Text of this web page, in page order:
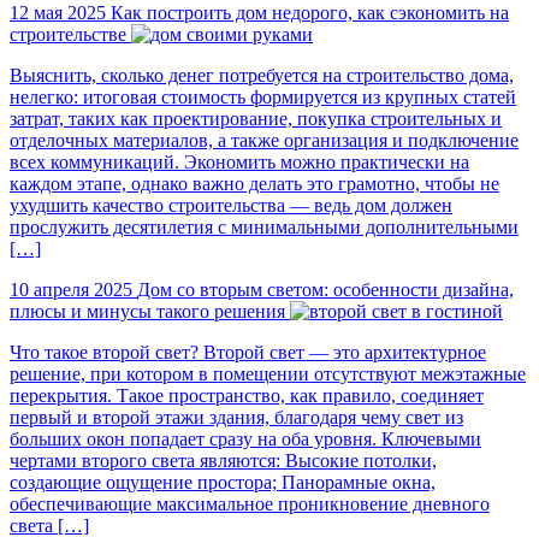
12 мая 2025 Как построить дом недорого, как сэкономить на
строительстве
Выяснить, сколько денег потребуется на строительство дома,
нелегко: итоговая стоимость формируется из крупных статей
затрат, таких как проектирование, покупка строительных и
отделочных материалов, а также организация и подключение
всех коммуникаций. Экономить можно практически на
каждом этапе, однако важно делать это грамотно, чтобы не
ухудшить качество строительства — ведь дом должен
прослужить десятилетия с минимальными дополнительными
[…]
10 апреля 2025 Дом со вторым светом: особенности дизайна,
плюсы и минусы такого решения
Что такое второй свет? Второй свет — это архитектурное
решение, при котором в помещении отсутствуют межэтажные
перекрытия. Такое пространство, как правило, соединяет
первый и второй этажи здания, благодаря чему свет из
больших окон попадает сразу на оба уровня. Ключевыми
чертами второго света являются: Высокие потолки,
создающие ощущение простора; Панорамные окна,
обеспечивающие максимальное проникновение дневного
света […]